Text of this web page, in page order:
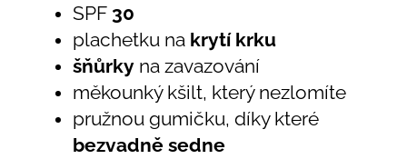
SPF 30
plachetku na krytí krku
šňůrky na zavazování
měkounký kšilt, který nezlomíte
pružnou gumičku, díky které
bezvadně sedne